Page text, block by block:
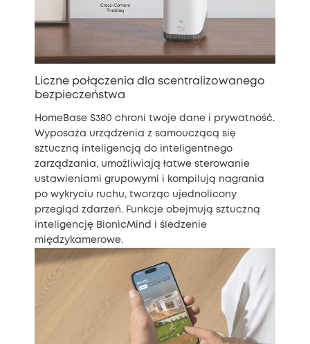
Liczne połączenia dla scentralizowanego
bezpieczeństwa
HomeBase S380 chroni twoje dane i prywatność.
Wyposaża urządzenia z samouczącą się
sztuczną inteligencją do inteligentnego
zarządzania, umożliwiają łatwe sterowanie
ustawieniami grupowymi i kompilują nagrania
po wykryciu ruchu, tworząc ujednolicony
przegląd zdarzeń. Funkcje obejmują sztuczną
inteligencję BionicMind i śledzenie
międzykamerowe.